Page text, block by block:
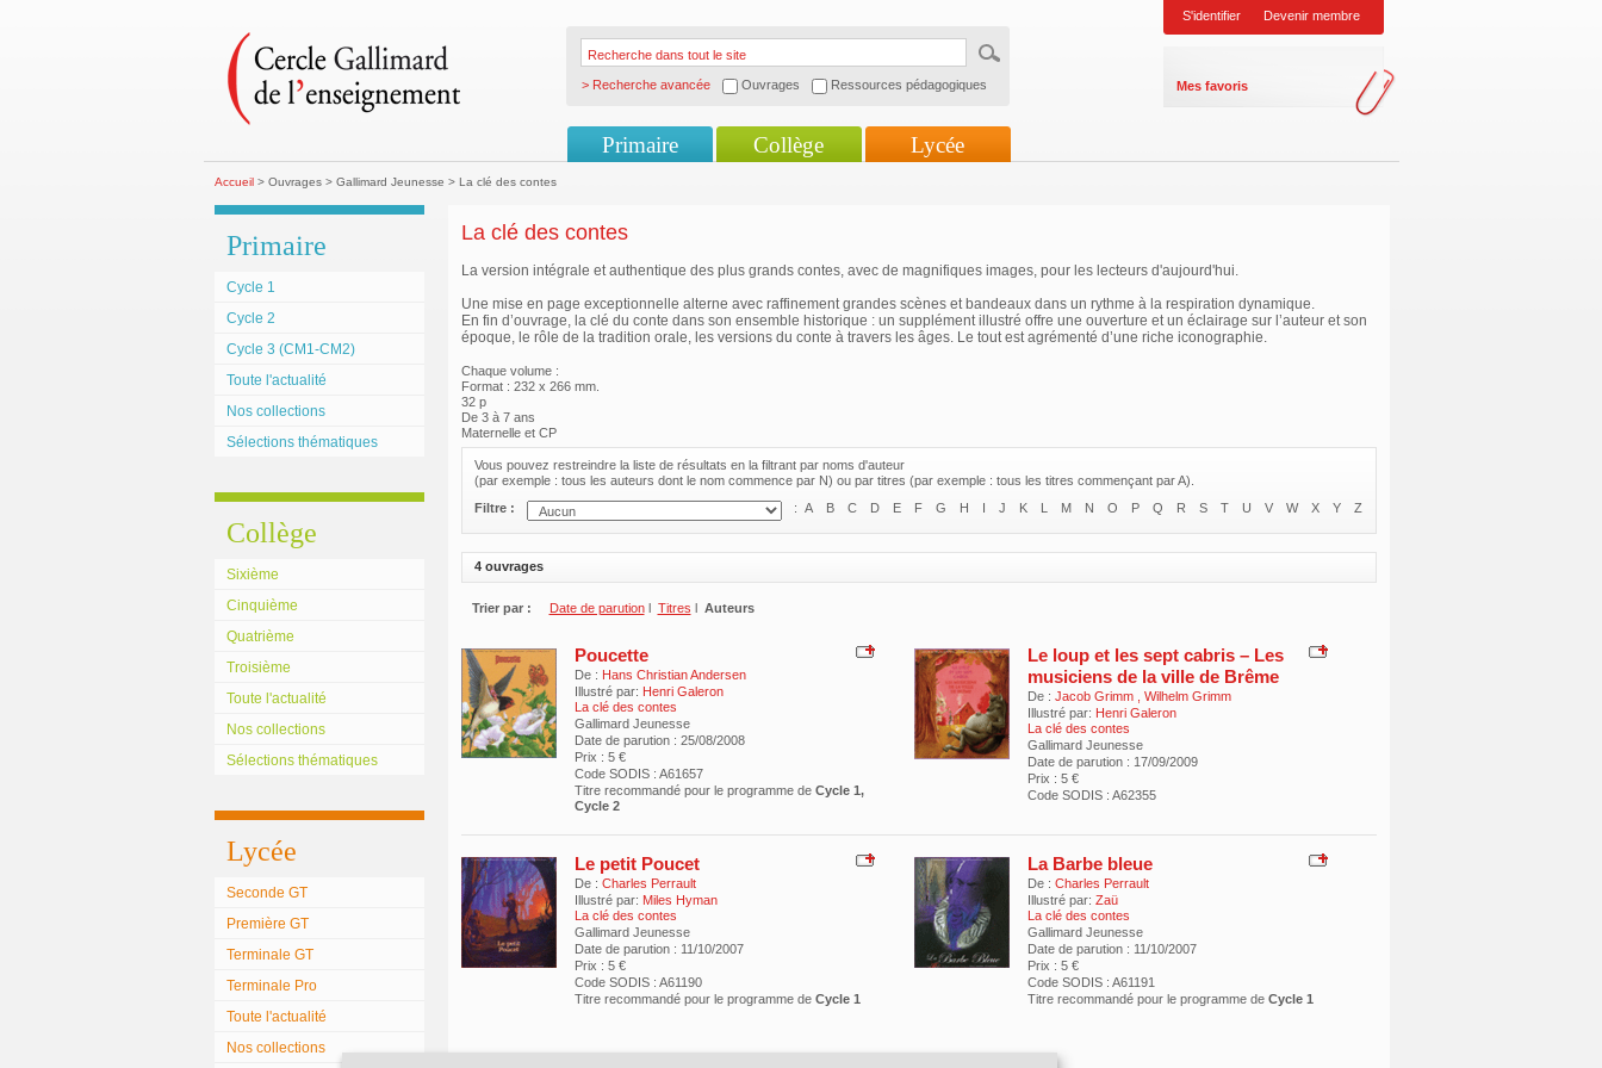
> Recherche avancée Ouvrages Ressources pédagogiques
S'identifier Devenir membre
Mes favoris
Primaire Collège Lycée
Accueil> Ouvrages > Gallimard Jeunesse > La clé des contes
Primaire
Cycle 1
Cycle 2
Cycle 3 (CM1-CM2)
Toute l'actualité
Nos collections
Sélections thématiques
Collège
Sixième
Cinquième
Quatrième
Troisième
Toute l'actualité
Nos collections
Sélections thématiques
Lycée
Seconde GT
Première GT
Terminale GT
Terminale Pro
Toute l'actualité
Nos collections
La clé des contes
La version intégrale et authentique des plus grands contes, avec de magnifiques images, pour les lecteurs d'aujourd'hui.
Une mise en page exceptionnelle alterne avec raffinement grandes scènes et bandeaux dans un rythme à la respiration dynamique.
En fin d’ouvrage, la clé du conte dans son ensemble historique : un supplément illustré offre une ouverture et un éclairage sur l’auteur et son
époque, le rôle de la tradition orale, les versions du conte à travers les âges. Le tout est agrémenté d’une riche iconographie.
Chaque volume :
Format : 232 x 266 mm.
32 p
De 3 à 7 ans
Maternelle et CP
Vous pouvez restreindre la liste de résultats en la filtrant par noms d'auteur
(par exemple : tous les auteurs dont le nom commence par N) ou par titres (par exemple : tous les titres commençant par A).
Filtre :
: A B C D E F G H I J K L M N O P Q R S T U V W X Y Z
4 ouvrages
Trier par : Date de parution l Titres l Auteurs
Poucette
De : Hans Christian Andersen
Illustré par: Henri Galeron
La clé des contes
Gallimard Jeunesse
Date de parution : 25/08/2008
Prix : 5 €
Code SODIS : A61657
Titre recommandé pour le programme de Cycle 1,
Cycle 2
Le loup et les sept cabris – Les
musiciens de la ville de Brême
De : Jacob Grimm
Wilhelm Grimm
Illustré par: Henri Galeron
La clé des contes
Gallimard Jeunesse
Date de parution : 17/09/2009
Prix : 5 €
Code SODIS : A62355
Le petit Poucet
De : Charles Perrault
Illustré par: Miles Hyman
La clé des contes
Gallimard Jeunesse
Date de parution : 11/10/2007
Prix : 5 €
Code SODIS : A61190
Titre recommandé pour le programme de Cycle 1
La Barbe bleue
De : Charles Perrault
Illustré par: Zaü
La clé des contes
Gallimard Jeunesse
Date de parution : 11/10/2007
Prix : 5 €
Code SODIS : A61191
Titre recommandé pour le programme de Cycle 1